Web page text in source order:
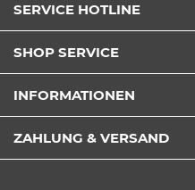
SERVICE HOTLINE
SHOP SERVICE
INFORMATIONEN
ZAHLUNG & VERSAND